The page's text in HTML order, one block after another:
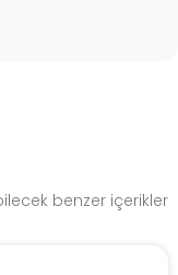
benzer içerikler